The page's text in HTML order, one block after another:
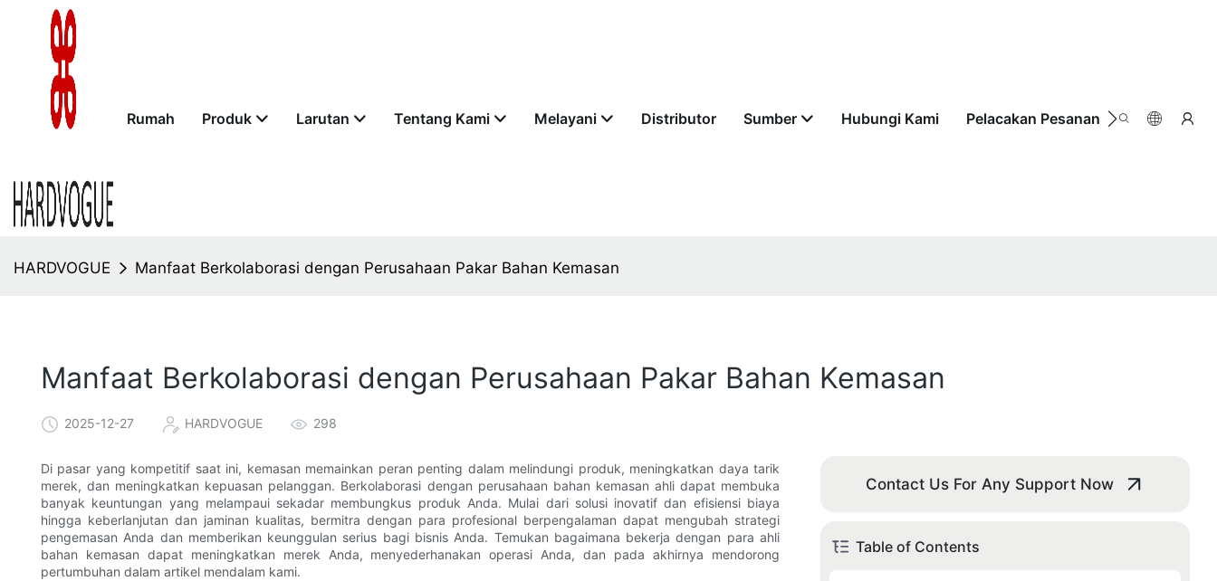
Rumah Produk Larutan Tentang Kami Melayani Distributor Sumber Hubungi Kami Pelacakan Pesanan
HARDVOGUE Manfaat Berkolaborasi dengan Perusahaan Pakar Bahan Kemasan
Manfaat Berkolaborasi dengan Perusahaan Pakar Bahan Kemasan
2025-12-27 HARDVOGUE 298
Di pasar yang kompetitif saat ini, kemasan memainkan peran penting dalam melindungi produk, meningkatkan daya tarik
merek, dan meningkatkan kepuasan pelanggan. Berkolaborasi dengan perusahaan bahan kemasan ahli dapat membuka
banyak keuntungan yang melampaui sekadar membungkus produk Anda. Mulai dari solusi inovatif dan efisiensi biaya
hingga keberlanjutan dan jaminan kualitas, bermitra dengan para profesional berpengalaman dapat mengubah strategi
pengemasan Anda dan memberikan keunggulan serius bagi bisnis Anda. Temukan bagaimana bekerja dengan para ahli
bahan kemasan dapat meningkatkan merek Anda, menyederhanakan operasi Anda, dan pada akhirnya mendorong
pertumbuhan dalam artikel mendalam kami.
Contact Us For Any Support Now
Table of Contents